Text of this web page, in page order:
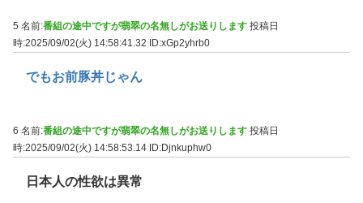
5 名前:番組の途中ですが翡翠の名無しがお送りします 投稿日
時:2025/09/02(火) 14:58:41.32
ID:xGp2yhrb0
でもお前豚丼じゃん
6 名前:番組の途中ですが翡翠の名無しがお送りします 投稿日
時:2025/09/02(火) 14:58:53.14 ID:Djnkuphw0
日本人の性欲は異常